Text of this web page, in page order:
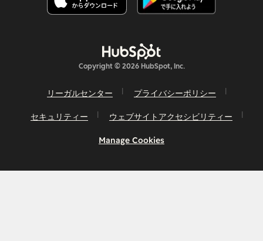
Copyright © 2026 HubSpot, Inc.
リーガルセンター プライバシーポリシー
セキュリティー ウェブサイトアクセシビリティー
Manage Cookies